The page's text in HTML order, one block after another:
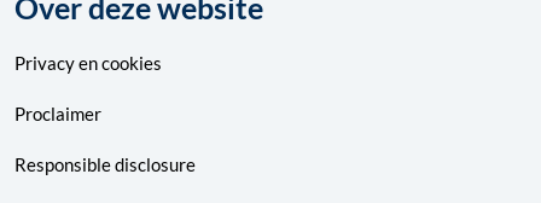
Over deze website
Privacyencookies
Proclaimer
Responsible disclosure